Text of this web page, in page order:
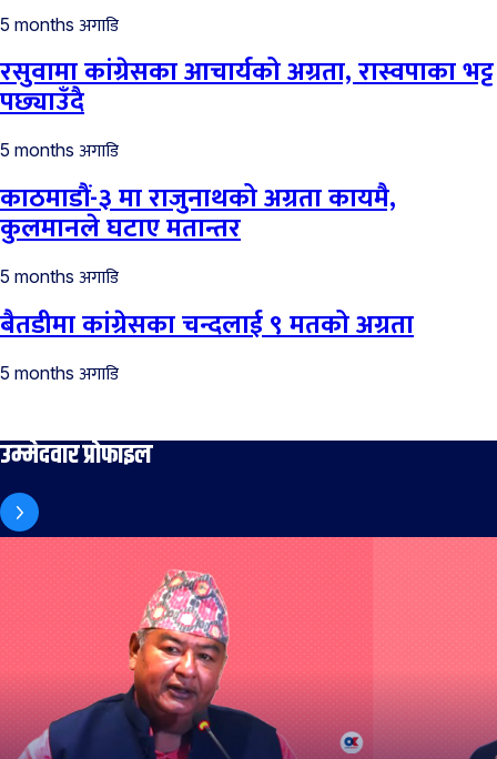
5 months अगाडि
रसुवामा कांग्रेसका आचार्यको अग्रता, रास्वपाका भट्ट
पछ्याउँदै
5 months अगाडि
काठमाडौं-३ मा राजुनाथको अग्रता कायमै,
कुलमानले घटाए मतान्तर
5 months अगाडि
बैतडीमा कांग्रेसका चन्दलाई ९ मतको अग्रता
5 months अगाडि
उम्मेदवार प्रोफाइल